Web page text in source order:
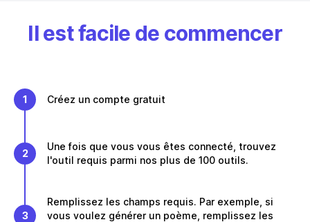
Il est facile de commencer
1 Créez un compte gratuit
2
Une fois que vous vous êtes connecté, trouvez
l'outil requis parmi nos plus de 100 outils.
3
Remplissez les champs requis. Par exemple, si
vous voulez générer un poème, remplissez les